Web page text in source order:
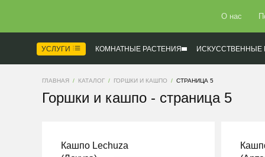
О нас
УСЛУГИ КОМНАТНЫЕ РАСТЕНИЯ ИСКУССТВЕННЫЕ
ГЛАВНАЯ КАТАЛОГ ГОРШКИ И КАШПО СТРАНИЦА 5
Горшки и кашпо - страница 5
Кашпо Lechuza